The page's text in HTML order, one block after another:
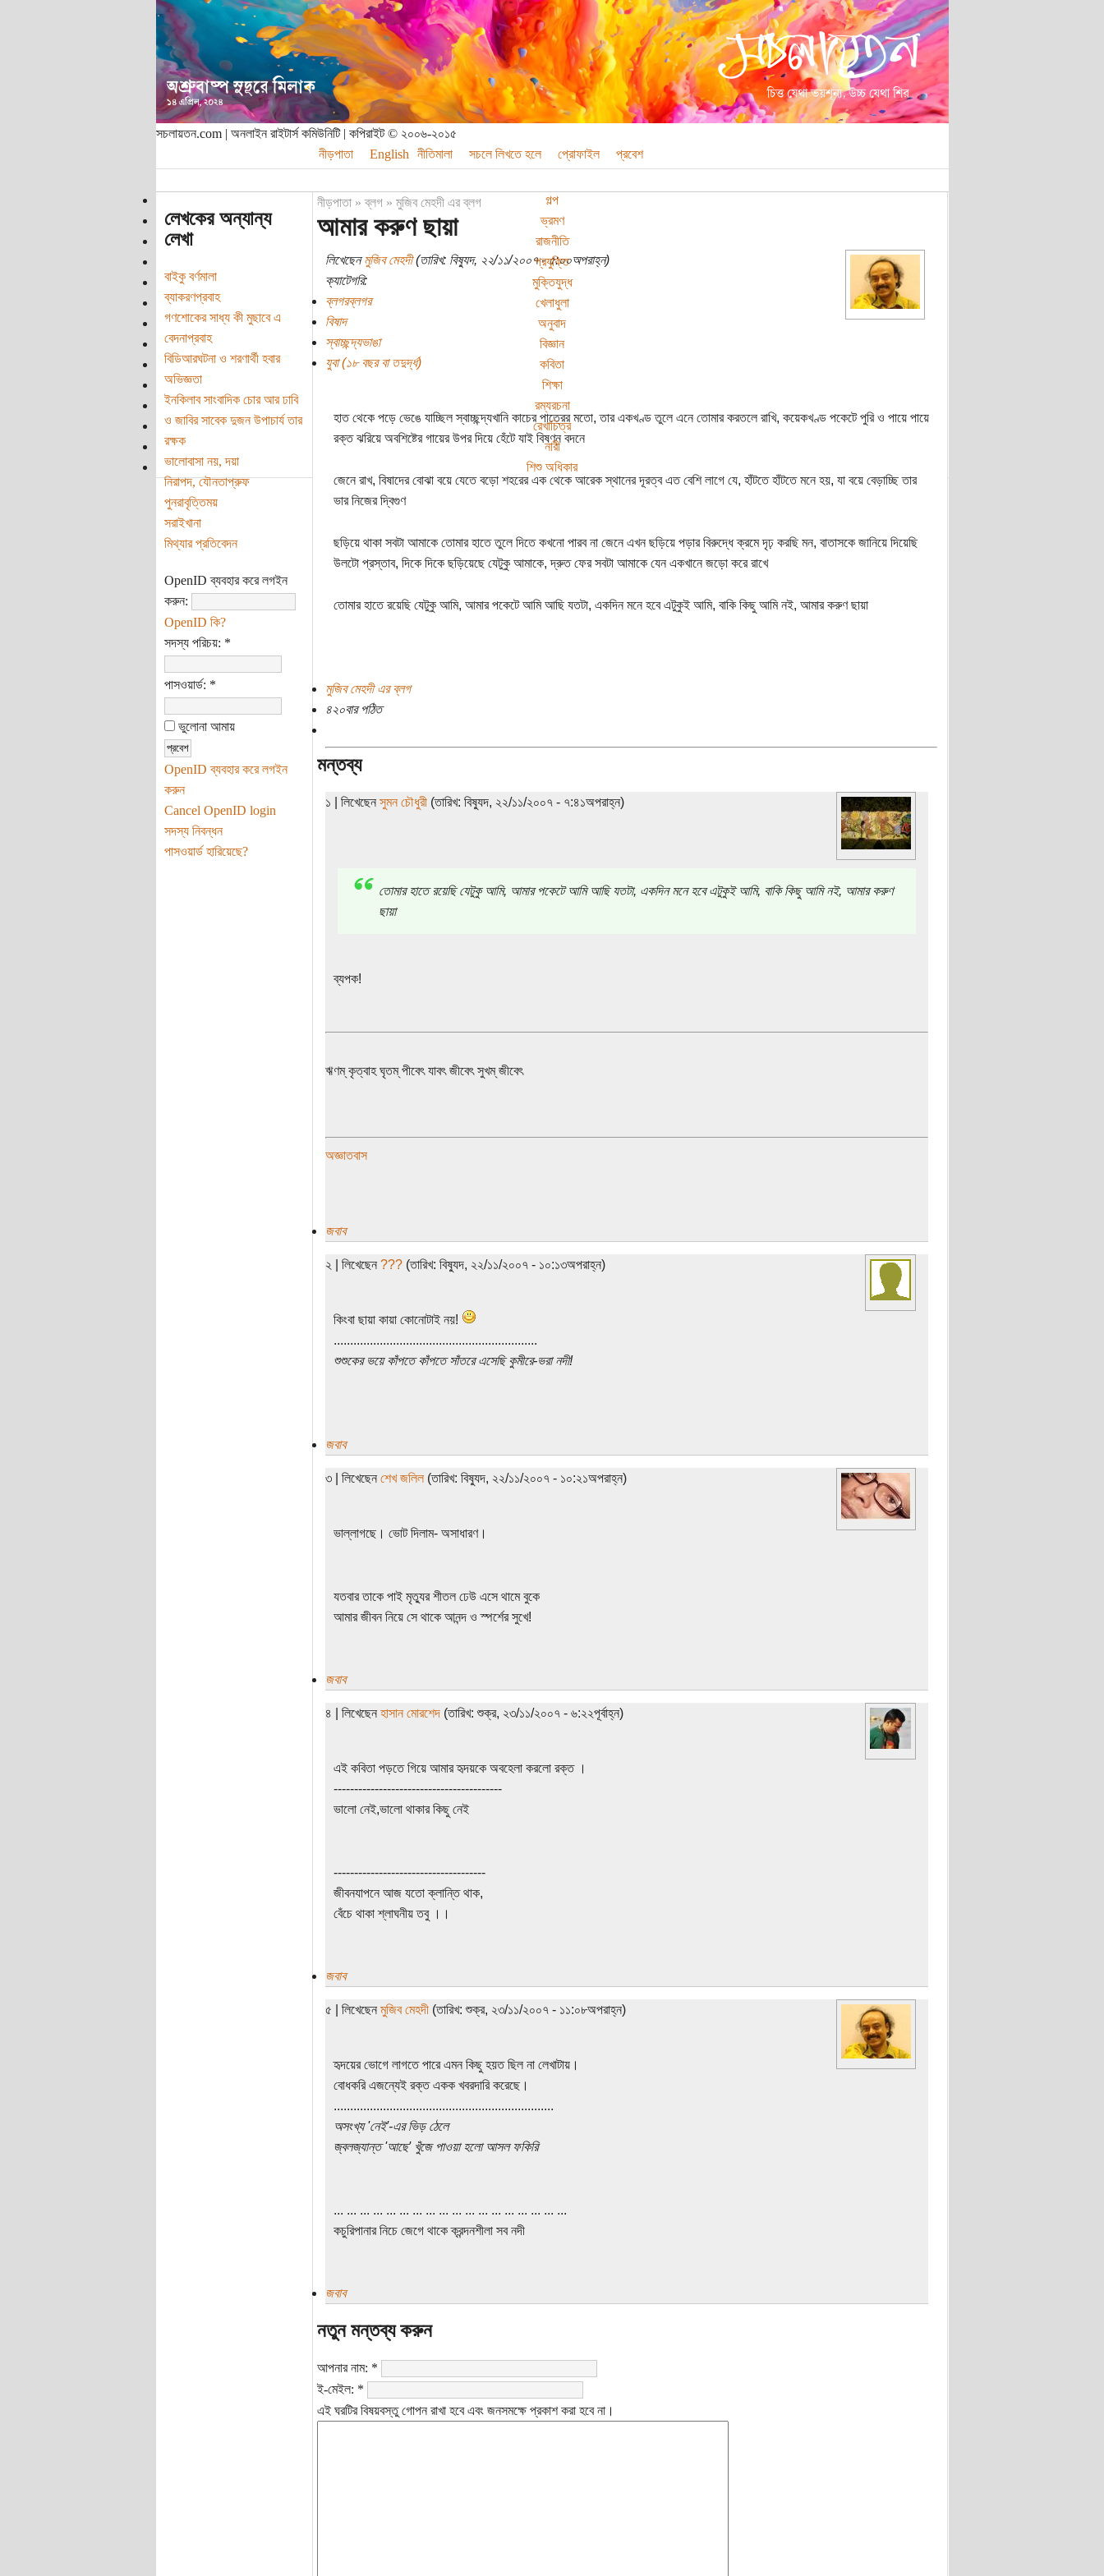
সচলায়তন.com | অনলাইন রাইটার্স কমিউনিটি | কপিরাইট © ২০০৬-২০১৫
নীড়পাতা
English নীতিমালা সচলে লিখতে হলে প্রোফাইল প্রবেশ
গল্প
ভ্রমণ
রাজনীতি
প্রযুক্তি
মুক্তিযুদ্ধ
খেলাধুলা
অনুবাদ
বিজ্ঞান
কবিতা
শিক্ষা
রম্যরচনা
রেখাচিত্র
নারী
শিশু অধিকার
লেখকের অন্যান্য
লেখা
বাইকু বর্ণমালা
ব্যাকরণপ্রবাহ
গণশোকের সাধ্য কী মুছাবে এ
বেদনাপ্রবাহ
বিডিআরঘটনা ও শরণার্থী হবার
অভিজ্ঞতা
ইনকিলাব সাংবাদিক চোর আর ঢাবি
ও জাবির সাবেক দুজন উপাচার্য তার
রক্ষক
ভালোবাসা নয়, দয়া
নিরাপদ, যৌনতাপ্রুফ
পুনরাবৃত্তিময়
সরাইখানা
মিথ্যার প্রতিবেদন
OpenID ব্যবহার করে লগইন
করুন:
OpenID কি?
সদস্য পরিচয়: *
পাসওয়ার্ড: *
ভুলোনা আমায়
OpenID ব্যবহার করে লগইন
করুন
Cancel OpenID login
সদস্য নিবন্ধন
পাসওয়ার্ড হারিয়েছে?
নীড়পাতা»ব্লগ» মুজিব মেহদী এর ব্লগ
আমার করুণ ছায়া
লিখেছেনমুজিব মেহদী(তারিখ: বিষ্যুদ, ২২/১১/২০০৭ - ৫:০০অপরাহ্ন)
ক্যাটেগরি:
ব্লগরব্লগর
বিষাদ
স্বাচ্ছন্দ্যভাঙা
যুবা (১৮ বছর বা তদুর্দ্ধ)
হাত থেকে পড়ে ভেঙে যাচ্ছিল স্বাচ্ছন্দ্যখানি কাচের পাত্রের মতো, তার একখণ্ড তুলে এনে তোমার করতলে রাখি, কয়েকখণ্ড পকেটে পুরি ও পায়ে পায়ে
রক্ত ঝরিয়ে অবশিষ্টের গায়ের উপর দিয়ে হেঁটে যাই বিষণ্ন বদনে
জেনে রাখ, বিষাদের বোঝা বয়ে যেতে বড়ো শহরের এক থেকে আরেক স্থানের দূরত্ব এত বেশি লাগে যে, হাঁটতে হাঁটতে মনে হয়, যা বয়ে বেড়াচ্ছি তার
ভার নিজের দ্বিগুণ
ছড়িয়ে থাকা সবটা আমাকে তোমার হাতে তুলে দিতে কখনো পারব না জেনে এখন ছড়িয়ে পড়ার বিরুদ্ধে ক্রমে দৃঢ় করছি মন, বাতাসকে জানিয়ে দিয়েছি
উলটো প্রস্তাব, দিকে দিকে ছড়িয়েছে যেটুকু আমাকে, দ্রুত ফের সবটা আমাকে যেন একখানে জড়ো করে রাখে
তোমার হাতে রয়েছি যেটুকু আমি, আমার পকেটে আমি আছি যতটা, একদিন মনে হবে এটুকুই আমি, বাকি কিছু আমি নই, আমার করুণ ছায়া
মুজিব মেহদী এর ব্লগ
৪২০বার পঠিত
মন্তব্য
১ | লিখেছেন সুমন চৌধুরী(তারিখ: বিষ্যুদ, ২২/১১/২০০৭ - ৭:৪১অপরাহ্ন)
তোমার হাতে রয়েছি যেটুকু আমি, আমার পকেটে আমি আছি যতটা, একদিন মনে হবে এটুকুই আমি, বাকি কিছু আমি নই, আমার করুণ
ছায়া
ব্যপক!
ঋণম্ কৃত্বাহ ঘৃতম্ পীবেৎ যাবৎ জীবেৎ সুখম্ জীবেৎ
অজ্ঞাতবাস
জবাব
২ | লিখেছেন ???(তারিখ: বিষ্যুদ, ২২/১১/২০০৭ - ১০:১৩অপরাহ্ন)
কিংবা ছায়া কায়া কোনোটাই নয়!
..............................................................
শুশুকের ভয়ে কাঁপতে কাঁপতে সাঁতরে এসেছি কুমীরে-ভরা নদী!
জবাব
৩ | লিখেছেন শেখ জলিল(তারিখ: বিষ্যুদ, ২২/১১/২০০৭ - ১০:২১অপরাহ্ন)
ভাল্লাগছে। ভোট দিলাম- অসাধারণ।
যতবার তাকে পাই মৃত্যুর শীতল ঢেউ এসে থামে বুকে
আমার জীবন নিয়ে সে থাকে আনন্দ ও স্পর্শের সুখে!
জবাব
৪ | লিখেছেন হাসান মোরশেদ(তারিখ: শুক্র, ২৩/১১/২০০৭ - ৬:২২পূর্বাহ্ন)
এই কবিতা পড়তে গিয়ে আমার হৃদয়কে অবহেলা করলো রক্ত ।
-----------------------------------------
ভালো নেই,ভালো থাকার কিছু নেই
-------------------------------------
জীবনযাপনে আজ যতো ক্লান্তি থাক,
বেঁচে থাকা শ্লাঘনীয় তবু ।।
জবাব
৫ | লিখেছেন মুজিব মেহদী(তারিখ: শুক্র, ২৩/১১/২০০৭ - ১১:০৮অপরাহ্ন)
হৃদয়ের ভোগে লাগতে পারে এমন কিছু হয়ত ছিল না লেখাটায়।
বোধকরি এজন্যেই রক্ত একক খবরদারি করেছে।
...................................................................
অসংখ্য 'নেই'-এর ভিড় ঠেলে
জ্বলজ্যান্ত 'আছে' খুঁজে পাওয়া হলো আসল ফকিরি
... ... ... ... ... ... ... ... ... ... ... ... ... ... ... ... ... ...
কচুরিপানার নিচে জেগে থাকে ক্রন্দনশীলা সব নদী
জবাব
নতুন মন্তব্য করুন
আপনার নাম: *
ই-মেইল: *
এই ঘরটির বিষয়বস্তু গোপন রাখা হবে এবং জনসমক্ষে প্রকাশ করা হবে না।